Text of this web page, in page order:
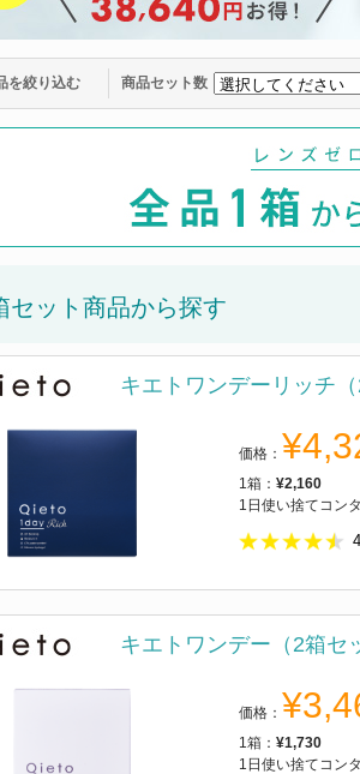
を絞り込む 商品セット数
セット商品から探す
キエトワンデーリッチ（
価格：
1箱： ¥2,160
1日使い捨てコン
キエトワンデー（2箱セ
価格：
1箱： ¥1,730
1日使い捨てコン